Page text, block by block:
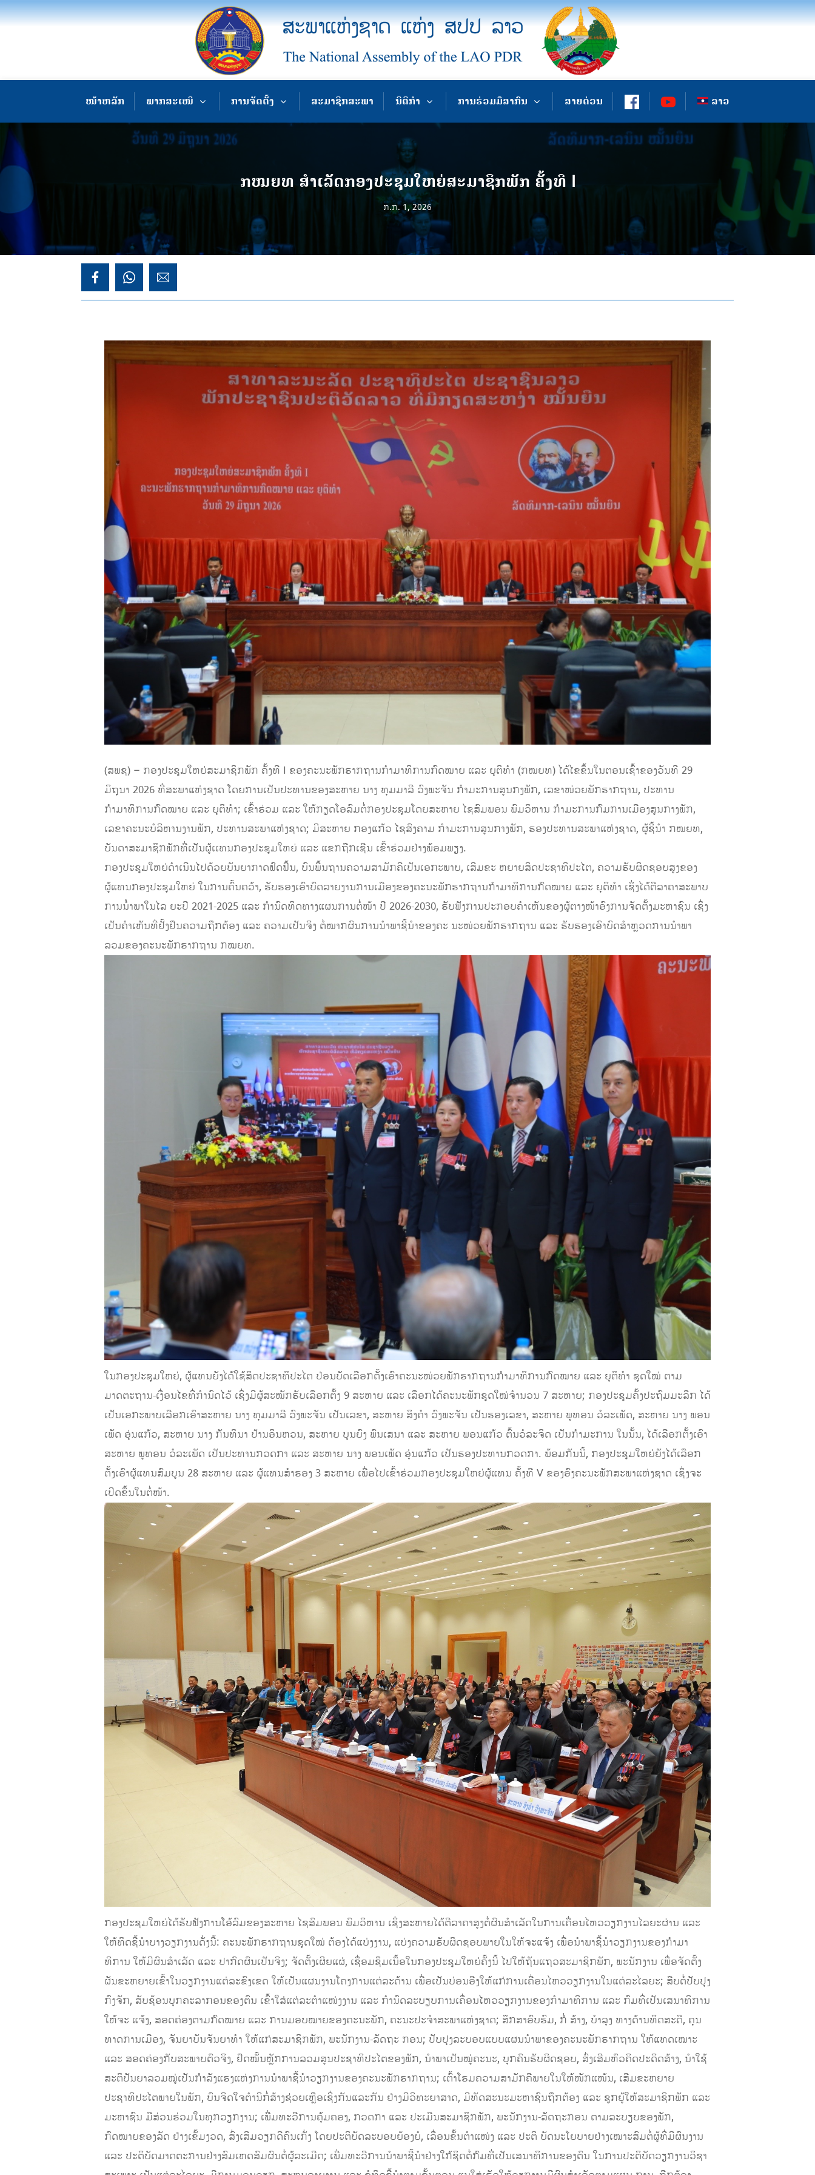
ໜ້າຫລັກ ພາກສະເໜີ ການຈັດຕັ້ງ ສະມາຊິກສະພາ ນິຕິກຳ ການຮ່ວມມືສາກົນ ສາຍດ່ວນ ລາວ
ກໝຍທ ສຳເລັດກອງປະຊຸມໃຫຍ່ສະມາຊິກພັກ ຄັ້ງທີ I
ກ.ກ. 1, 2026
(ສພຊ) – ກອງປະຊຸມໃຫຍ່ສະມາຊິກພັກ ຄັ້ງທີ I ຂອງຄະນະພັກຮາກຖານກໍາມາທິການກົດໝາຍ ແລະ ຍຸຕິທຳ (ກໝຍທ) ໄດ້ໄຂຂຶ້ນໃນຕອນເຊົ້າຂອງວັນທີ 29
ມິຖຸນາ 2026 ທີ່ສະພາແຫ່ງຊາດ ໂດຍການເປັນປະທານຂອງສະຫາຍ ນາງ ທຸມມາລີ ວົງພະຈັນ ກຳມະການສູນກງພັກ, ເລຂາໜ່ວຍພັກຮາກຖານ, ປະທານ
ກຳມາທິການກົດໝາຍ ແລະ ຍຸຕິທຳ; ເຂົ້າຮ່ວມ ແລະ ໃຫ້ກຽດໂອລົມຕໍ່ກອງປະຊຸມໂດຍສະຫາຍ ໄຊສົມພອນ ພົມວິຫານ ກຳມະການກົມການເມືອງສູນກາງພັກ,
ເລຂາຄະນະບໍລິຫານງານພັກ, ປະທານສະພາແຫ່ງຊາດ; ມີສະຫາຍ ກອງແກ້ວ ໄຊສົງຄາມ ກໍາມະການສູນກາງພັກ, ຮອງປະທານສະພາແຫ່ງຊາດ, ຜູ້ຊີ້ນໍາ ກໝຍທ,
ບັນດາສະມາຊິກພັກທີ່ເປັນຜູ້ເເທນກອງປະຊຸມໃຫຍ່ ແລະ ແຂກຖືກເຊີນ ເຂົ້າຮ່ວມຢ່າງພ້ອມພຽງ.
ກອງປະຊຸມໃຫຍ່ດຳເນີນໄປດ້ວຍບັນຍາກາດຟົດຟື້ນ, ບົນພື້ນຖານຄວາມສາມັກຄີເປັນເອກະພາບ, ເສີມຂະ ຫຍາຍສິດປະຊາທິປະໄຕ, ຄວາມຮັບຜິດຊອບສູງຂອງ
ຜູ້ແທນກອງປະຊຸມໃຫຍ່ ໃນການຄົ້ນຄວ້າ, ຮັບຮອງເອົາບົດລາຍງານການເມືອງຂອງຄະນະພັກຮາກຖານກໍາມາທິການກົດໝາຍ ແລະ ຍຸຕິທໍາ ເຊິ່ງໄດ້ຕີລາຄາສະພາບ
ການນໍຳພາໃນໄລ ຍະປີ 2021-2025 ແລະ ກຳນົດທິດທາງແຜນການຕໍ່ໜ້າ ປີ 2026-2030, ຮັບຟັງການປະກອບຄໍາເຫັນຂອງຜູ້ຕາງໜ້າອົງການຈັດຕັ້ງມະຫາຊົນ ເຊິ່ງ
ເປັນຄໍາເຫັນທີ່ຢັ້ງຢືນຄວາມຖືກຕ້ອງ ແລະ ຄວາມເປັນຈິງ ຕໍ່ໝາກຜົນການນໍາພາຊີ້ນໍາຂອງຄະ ນະໜ່ວຍພັກຮາກຖານ ແລະ ຮັບຮອງເອົາບົດສໍາຫຼວດການນໍາພາ
ລວມຂອງຄະນະພັກຮາກຖານ ກໝຍທ.
ໃນກອງປະຊຸມໃຫຍ່, ຜູ້ແທນຍັງໄດ້ໃຊ້ສິດປະຊາທິປະໄຕ ປ່ອນບັດເລືອກຕັ້ງເອົາຄະນະໜ່ວຍພັກຮາກຖານກຳມາທິການກົດໝາຍ ແລະ ຍຸຕິທຳ ​ຊຸດ​ໃໝ່ ຕາມ​
ມາດຕະຖານ-​ເງື່ອນ​ໄຂທີ່​ກຳນົດ​ໄວ້ ເຊິ່ງມີ​ຜູ້ສະໝັກ​ຮັບ​ເລືອກ​ຕັ້ງ 9 ສະຫາຍ​ ແລະ ​ເລືອກ​ໄດ້ຄະນະພັກຊຸດໃໝ່ຈຳນວນ 7 ​ສະຫາຍ; ກອງປະຊຸມຄັ້ງປະຖົມມະລືກ ໄດ້
ເປັນເອກະພາບເລືອກເອົາສະຫາຍ ນາງ ທຸມມາລີ ວົງພະຈັນ ເປັນເລຂາ, ສະຫາຍ ສິງຄໍາ ວົງພະຈັນ ເປັນຮອງເລຂາ, ສະຫາຍ ພູທອນ ວໍລະເພັດ, ສະຫາຍ ນາງ ພອນ
ເພັດ ອຸ່ນແກ້ວ, ສະຫາຍ ນາງ ກັນທິນາ ປ້ານອິນຫວນ, ສະຫາຍ ບຸນຍົງ ພົນເສນາ ແລະ ສະຫາຍ ພອນແກ້ວ ຕົ້ນວໍລະຈິດ ເປັນກໍາມະການ ໃນນັ້ນ, ໄດ້ເລືອກຕັ້ງເອົາ
ສະຫາຍ ພູທອນ ວໍລະເພັດ ເປັນປະທານກວດກາ ແລະ ສະຫາຍ ນາງ ພອນເພັດ ອຸ່ນແກ້ວ ເປັນຮອງປະທານກວດກາ. ພ້ອມກັນນີ້, ກອງປະຊຸມໃຫຍ່ຍັງໄດ້ເລືອກ
ຕັ້ງເອົາຜູ້ແທນສົມບູນ 28 ສະຫາຍ ແລະ ຜູ້ແທນສຳຮອງ 3 ສະຫາຍ ເພື່ອໄປເຂົ້າຮ່ວມກອງປະຊຸມໃຫຍ່ຜູ້ແທນ ຄັ້ງທີ V ຂອງອົງຄະນະພັກສະພາແຫ່ງຊາດ ເຊິ່ງຈະ
ເປີດຂຶ້ນໃນຕໍ່ໜ້າ.
ກອງປະຊມໃຫຍ່ໄດ້ຮັບຟັງການໂອ້ລົມຂອງສະຫາຍ ໄຊສົມພອນ ພົມວິຫານ ເຊິ່ງສະຫາຍໄດ້ຕີລາຄາສູງຕໍ່ຜົນສໍາເລັດໃນການເຄື່ອນໄຫວວຽກງານໄລຍະຜ່ານ ແລະ
ໃຫ້ທິດຊີ້ນຳບາງວຽກງານດັ່ງນີ້: ຄະນະພັກຮາກຖານຊຸດໃໝ່ ຕ້ອງໄດ້ແບ່ງງານ, ແບ່ງຄວາມຮັບຜິດຊອບພາຍໃນໃຫ້ຈະແຈ້ງ ເພື່ອນໍາພາຊີ້ນໍາວຽກງານຂອງກໍາມາ
ທິການ ໃຫ້ມີຜົນສໍາເລັດ ແລະ ປາກົດຜົນເປັນຈິງ; ຈັດຕັ້ງເຜີຍແຜ່, ເຊື່ອມຊຶມເນື້ອໃນກອງປະຊຸມໃຫຍ່ຄັ້ງນີ້ ໄປໃຫ້ຖັນແຖວສະມາຊິກພັກ, ພະນັກງານ ເພື່ອຈັດຕັ້ງ
ຜັນຂະຫຍາຍເຂົ້າໃນວຽກງານແຕ່ລະຂົງເຂດ ໃຫ້ເປັນແຜນງານໂຄງການແຕ່ລະດ້ານ ເພື່ອເປັນບ່ອນອີງໃຫ້ແກ່ການເຄື່ອນໄຫວວຽກງານໃນແຕ່ລະໄລຍະ; ສືບຕໍ່ປັບປຸງ
ກົງຈັກ, ສັບຊ້ອນບຸກຄະລາກອນຂອງຕົນ ເຂົ້າໃສ່ແຕ່ລະຕໍາແໜ່ງງານ ແລະ ກໍານົດລະບຽບການເຄື່ອນໄຫວວຽກງານຂອງກໍາມາທິການ ແລະ ກົມທີ່ເປັນເສນາທິການ
ໃຫ້ຈະ ແຈ້ງ, ສອດຄ່ອງຕາມກົດໝາຍ ແລະ ການມອບໝາຍຂອງຄະນະພັກ, ຄະນະປະຈໍາສະພາແຫ່ງຊາດ; ສຶກສາອົບຮົມ, ກໍ່ ສ້າງ, ບໍາລຸງ ທາງດ້ານທິດສະດີ, ຄຸນ
ທາດການເມືອງ, ຈັນຍາບັນຈັນຍາທໍາ ໃຫ້ແກ່ສະມາຊິກພັກ, ພະນັກງານ-ລັດຖະ ກອນ; ປັບປຸງລະບອບແບບແຜນນໍາພາຂອງຄະນະພັກຮາກຖານ ໃຫ້ແທດເໝາະ
ແລະ ສອດຄ່ອງກັບສະພາບຕົວຈິງ, ຢຶດໝັ້ນຫຼັກການລວມສູນປະຊາທິປະໄຕຂອງພັກ, ນໍາພາເປັນໝູ່ຄະນະ, ບຸກຄົນຮັບຜິດຊອບ, ສົ່ງເສີມຫົວຄິດປະດິດສ້າງ, ນໍາໃຊ້
ສະຕິປັນຍາລວມໝູ່ເປັນກໍາລັງແຮງແຫ່ງການນໍາພາຊີ້ນໍາວຽກງານຂອງຄະນະພັກຮາກຖານ; ເຕົ້າໂຮມຄວາມສາມັກຄີພາຍໃນໃຫ້ໜັກແໜ້ນ, ເສີມຂະຫຍາຍ
ປະຊາທິປະໄຕພາຍໃນພັກ, ບົນຈິດໃຈຕຳນິກໍ່ສ້າງຊ່ວຍເຫຼືອເຊິ່ງກັນແລະກັນ ຢ່າງມີວິທະຍາສາດ, ມີທັດສະນະມະຫາຊົນຖືກຕ້ອງ ແລະ ຊູກຍູ້ໃຫ້ສະມາຊິກພັກ ແລະ
ມະຫາຊົນ ມີສ່ວນຮ່ວມໃນທຸກວຽກງານ; ເພີີ່ມທະວີການຄຸ້ມຄອງ, ກວດກາ ແລະ ປະເມີນສະມາຊິກພັກ, ພະນັກງານ-ລັດຖະກອນ ຕາມລະບຽບຂອງພັກ,
ກົດໝາຍຂອງລັດ ຢ່າງເຂັ້ມງວດ, ສົ່ງເສີມວຽກດີຄົນເກັ່ງ ໂດຍປະຕິບັດລະບອບຍ້ອງຍໍ, ເລື່ອນຂັ້ນຕຳແໜ່ງ ແລະ ປະຕິ ບັດນະໂຍບາຍຢ່າງເໝາະສົມຕໍ່ຜູ້ທີ່ມີຜົນງານ
ແລະ ປະຕິບັດມາດຕະການຢ່າງສົມເຫດສົມຜົນຕໍ່ຜູ້ລະເມີດ; ເພີ່ມທະວີການນໍາພາຊີ້ນໍາຢ່າງໃກ້ຊິດຕໍ່ກົມທີ່ເປັນເສນາທິການຂອງຕົນ ໃນການປະຕິບັດວຽກງານວິຊາ